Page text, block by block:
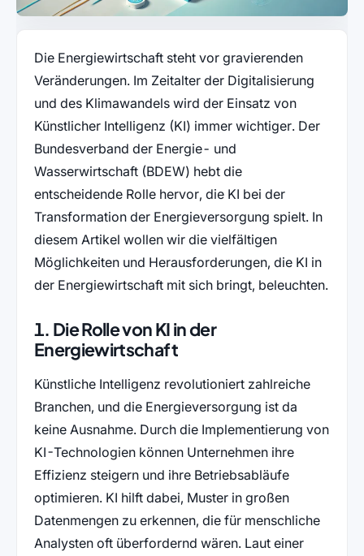
Die Energiewirtschaft steht vor gravierenden
Veränderungen. Im Zeitalter der Digitalisierung
und des Klimawandels wird der Einsatz von
Künstlicher Intelligenz (KI) immer wichtiger. Der
Bundesverband der Energie- und
Wasserwirtschaft (BDEW) hebt die
entscheidende Rolle hervor, die KI bei der
Transformation der Energieversorgung spielt. In
diesem Artikel wollen wir die vielfältigen
Möglichkeiten und Herausforderungen, die KI in
der Energiewirtschaft mit sich bringt, beleuchten.
1. Die Rolle von KI in der
Energiewirtschaft
Künstliche Intelligenz revolutioniert zahlreiche
Branchen, und die Energieversorgung ist da
keine Ausnahme. Durch die Implementierung von
KI-Technologien können Unternehmen ihre
Effizienz steigern und ihre Betriebsabläufe
optimieren. KI hilft dabei, Muster in großen
Datenmengen zu erkennen, die für menschliche
Analysten oft überfordernd wären. Laut einer